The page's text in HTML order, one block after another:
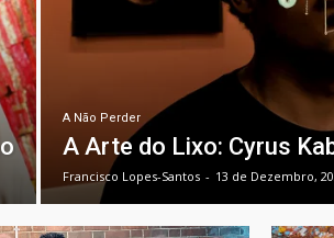
A Não Perder
A Arte do Lixo: Cyrus
Francisco Lopes-Santos - 13 de Dezembro,